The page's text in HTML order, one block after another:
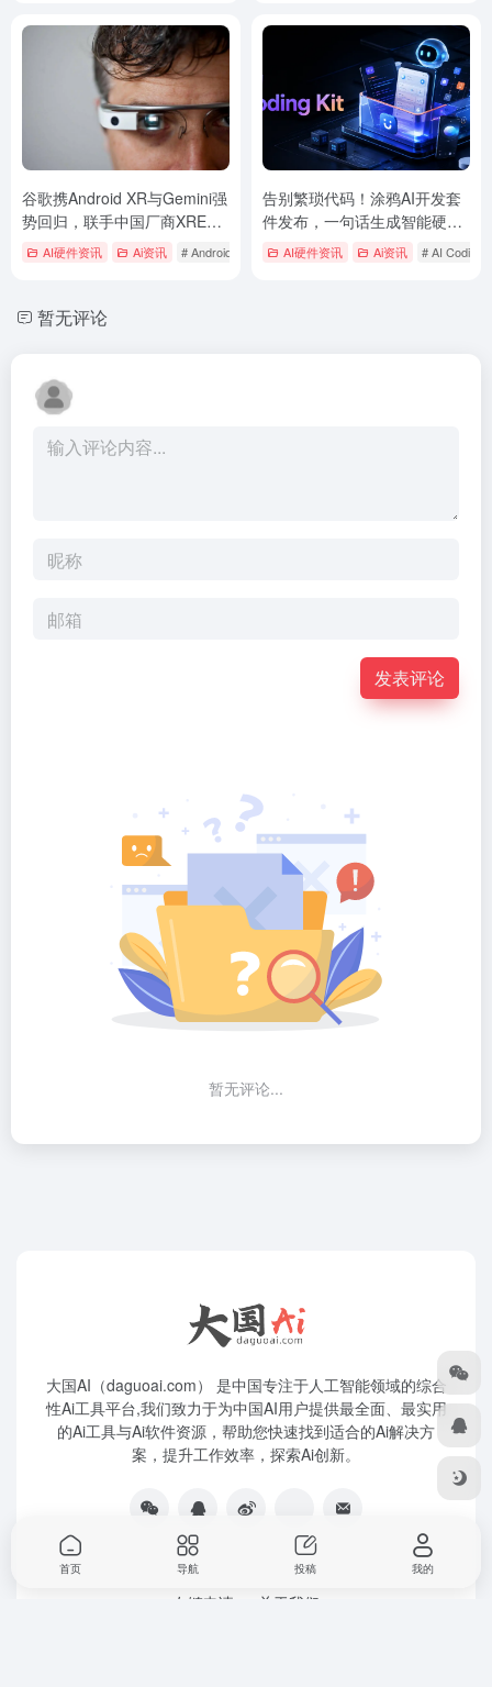
谷歌携Android XR与Gemini强
势回归，联手中国厂商XREAL
及潮牌重塑智能眼镜市场
AI硬件资讯 Ai资讯 # Android XR # Android XR眼镜 # Google Glass
告别繁琐代码！涂鸦AI开发套
件发布，一句话生成智能硬件
App与小程序
AI硬件资讯 Ai资讯 # AI Coding
暂无评论
发表评论
暂无评论...
大国AI（daguoai.com） 是中国专注于人工智能领域的综合
性Ai工具平台,我们致力于为中国AI用户提供最全面、最实用
的Ai工具与Ai软件资源，帮助您快速找到适合的Ai解决方
案，提升工作效率，探索Ai创新。
友链申请 关于我们
首页 导航 投稿 我的